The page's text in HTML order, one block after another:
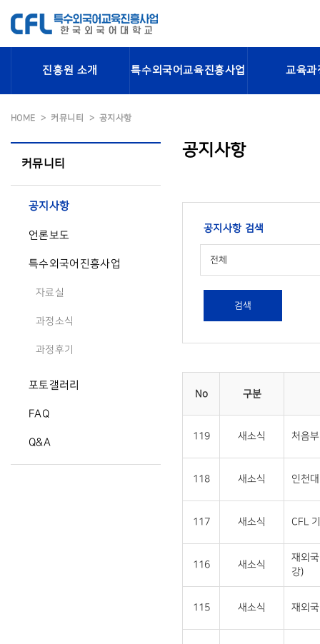
진흥원 소개 특수외국어교육진흥사업 교육과
HOME 커뮤니티 공지사항
커뮤니티
공지사항
언론보도
특수외국어진흥사업
자료실
과정소식
과정후기
포토갤러리
FAQ
Q&A
공지사항
공지사항 검색
전체
검색
No 구분
119 새소식 처음
118 새소식 인천
117 새소식 CFL
116 새소식
재외
강)
115 새소식 재외